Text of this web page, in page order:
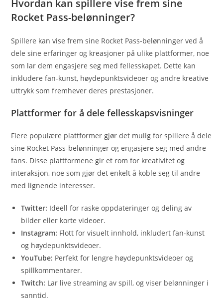
Hvordan kan spillere vise frem sine
Rocket Pass-belønninger?
Spillere kan vise frem sine Rocket Pass-belønninger ved å
dele sine erfaringer og kreasjoner på ulike plattformer, noe
som lar dem engasjere seg med fellesskapet. Dette kan
inkludere fan-kunst, høydepunktsvideoer og andre kreative
uttrykk som fremhever deres prestasjoner.
Plattformer for å dele fellesskapsvisninger
Flere populære plattformer gjør det mulig for spillere å dele
sine Rocket Pass-belønninger og engasjere seg med andre
fans. Disse plattformene gir et rom for kreativitet og
interaksjon, noe som gjør det enkelt å koble seg til andre
med lignende interesser.
Twitter: Ideell for raske oppdateringer og deling av
bilder eller korte videoer.
Instagram: Flott for visuelt innhold, inkludert fan-kunst
og høydepunktsvideoer.
YouTube: Perfekt for lengre høydepunktsvideoer og
spillkommentarer.
Twitch: Lar live streaming av spill, og viser belønninger i
sanntid.